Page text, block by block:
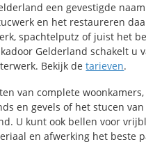
een gevestigde
en het restaureren
spachtelputz of juist het
Gelderland schakelt u
Bekijk detarieven.
van complete woonkamers,
en gevels of het stucen van
U kunt ook bellen voor
en afwerking het beste